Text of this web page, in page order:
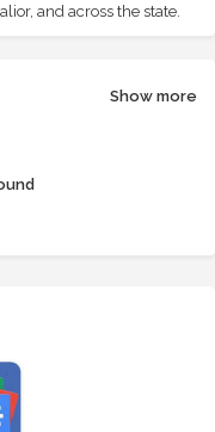
and across the state.
Show more